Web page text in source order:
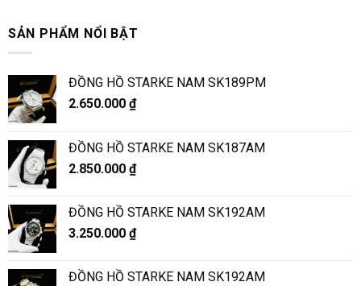
SẢN PHẨM NỔI BẬT
ĐỒNG HỒ STARKE NAM SK189PM
2.650.000 ₫
ĐỒNG HỒ STARKE NAM SK187AM
2.850.000 ₫
ĐỒNG HỒ STARKE NAM SK192AM
3.250.000 ₫
ĐỒNG HỒ STARKE NAM SK192AM